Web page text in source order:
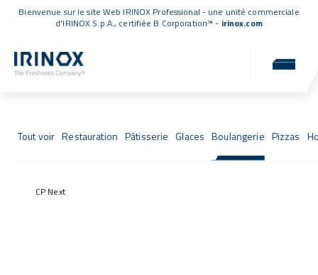
Bienvenue sur le site Web IRINOX Professional - une unité commerciale
d'IRINOX S.p.A., certifiée B Corporation™ - irinox.com
Tout voir Restauration Pâtisserie Glaces Boulangerie Pizzas
CP Next